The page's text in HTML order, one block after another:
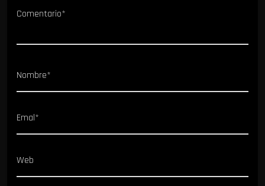
Comentario*
Nombre*
Emal*
Web